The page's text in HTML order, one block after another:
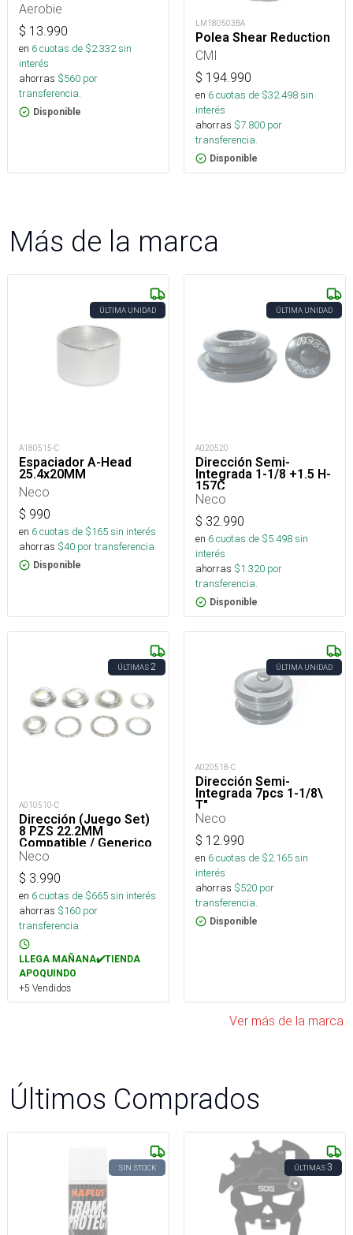
Aerobie
$ 13.990
en 6cuotas de $2.332sin
interés
ahorras $560 por
transferencia.
Disponible
LM180503BA
Polea Shear Reduction
CMI
$ 194.990
en 6cuotas de $32.498sin
interés
ahorras $7.800 por
transferencia.
Disponible
Más de la marca
ÚLTIMA UNIDAD
A180515-C
Espaciador A-Head
25.4x20MM
Neco
$ 990
en 6cuotas de $165sin interés
ahorras $40 por transferencia.
Disponible
ÚLTIMA UNIDAD
A020520
Dirección Semi-
Integrada 1-1/8 +1.5 H-
157C
Neco
$ 32.990
en 6cuotas de $5.498sin
interés
ahorras $1.320 por
transferencia.
Disponible
ÚLTIMAS2
A010510-C
Dirección (Juego Set)
8 PZS 22.2MM
Compatible / Generico
Neco
$ 3.990
en 6cuotas de $665sin interés
ahorras $160 por
transferencia.
LLEGA MAÑANA✔️TIENDA
APOQUINDO
+5 Vendidos
ÚLTIMA UNIDAD
A020518-C
Dirección Semi-
Integrada 7pcs 1-1/8\
T"
Neco
$ 12.990
en 6cuotas de $2.165sin
interés
ahorras $520 por
transferencia.
Disponible
Ver más de la marca
Últimos Comprados
SIN STOCK ÚLTIMAS3